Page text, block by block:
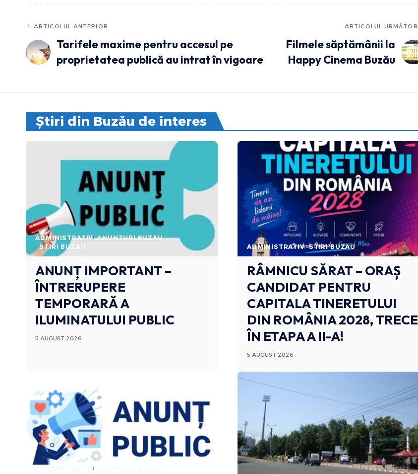
ARTICOLUL ANTERIOR
Tarifele maxime pentru accesul pe
proprietatea publică au intrat în vigoare
ARTICOLUL URMĂTOR
Filmele săptămânii la
Happy Cinema Buzău
Știri din Buzău de interes
ADMINISTRATIV ANUNTURI BUZAU
STIRI BUZAU
ANUNȚ IMPORTANT –
ÎNTRERUPERE
TEMPORARĂ A
ILUMINATULUI PUBLIC
5 AUGUST 2026
ADMINISTRATIV STIRI BUZAU
RÂMNICU SĂRAT – ORAȘ
CANDIDAT PENTRU
CAPITALA TINERETULUI
DIN ROMÂNIA 2028, TRECE
ÎN ETAPA A II-A!
5 AUGUST 2026
ADMINISTRATIV